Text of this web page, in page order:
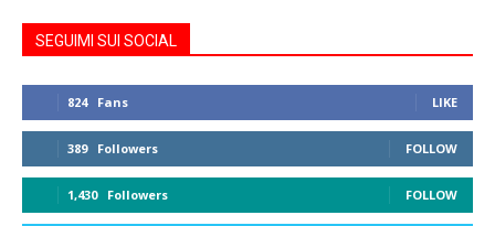
SEGUIMI SUI SOCIAL
824 Fans LIKE
389 Followers FOLLOW
1,430 Followers FOLLOW